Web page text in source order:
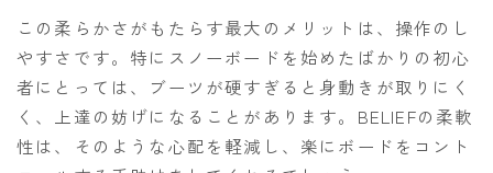
この柔らかさがもたらす最大のメリットは、操作のし
やすさです。特にスノーボードを始めたばかりの初心
者にとっては、ブーツが硬すぎると身動きが取りにく
く、上達の妨げになることがあります。BELIEFの柔軟
性は、そのような心配を軽減し、楽にボードをコント